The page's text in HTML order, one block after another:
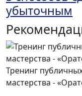
убыточным
Тренинг
мастерства -